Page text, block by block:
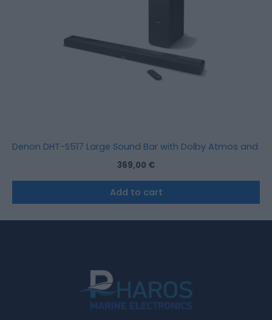
Denon DHT-S517 Large Sound Bar with Dolby Atmos and
369,00 €
Add to cart